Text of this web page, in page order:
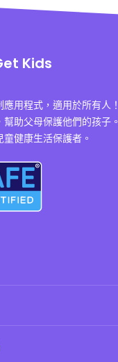
Kids
用程式，適用於所有人！
助父母保護他們的孩子。
健康生活保護者。